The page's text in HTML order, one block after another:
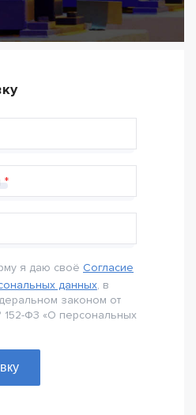
я даю своё Согласие
данных, в
законом от
Ф3 «О персональных